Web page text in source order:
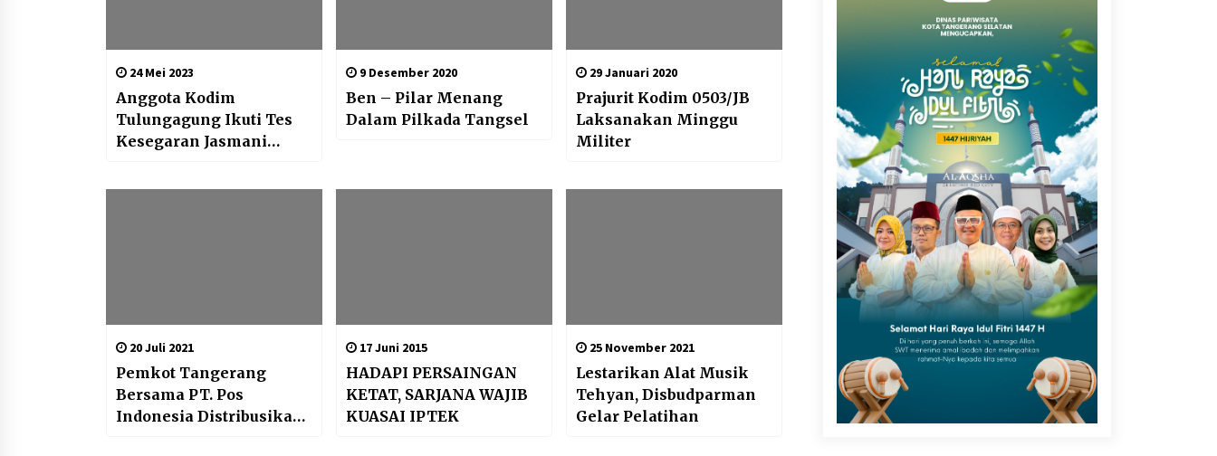
24 Mei 2023
Anggota Kodim
Tulungagung Ikuti Tes
Kesegaran Jasmani
9 Desember 2020
Ben – Pilar Menang
Dalam Pilkada Tangsel
29 Januari 2020
Prajurit Kodim 0503/JB
Laksanakan Minggu
Militer
20 Juli 2021
Pemkot Tangerang
Bersama PT. Pos
Indonesia Distribusikan
17 Juni 2015
HADAPI PERSAINGAN
KETAT, SARJANA WAJIB
KUASAI IPTEK
25 November 2021
Lestarikan Alat Musik
Tehyan, Disbudparman
Gelar Pelatihan